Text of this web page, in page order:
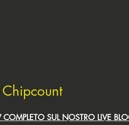
COMPLETO SUL NOSTRO LIVE